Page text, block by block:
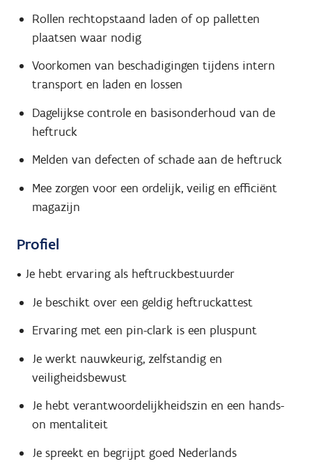
Rollen rechtopstaand laden of op palletten
plaatsen waar nodig
Voorkomen van beschadigingen tijdens intern
transport en laden en lossen
Dagelijkse controle en basisonderhoud van de
heftruck
Melden van defecten of schade aan de heftruck
Mee zorgen voor een ordelijk, veilig en efficiënt
magazijn
Profiel
• Je hebt ervaring als heftruckbestuurder
Je beschikt over een geldig heftruckattest
Ervaring met een pin-clark is een pluspunt
Je werkt nauwkeurig, zelfstandig en
veiligheidsbewust
Je hebt verantwoordelijkheidszin en een hands-
on mentaliteit
Je spreekt en begrijpt goed Nederlands